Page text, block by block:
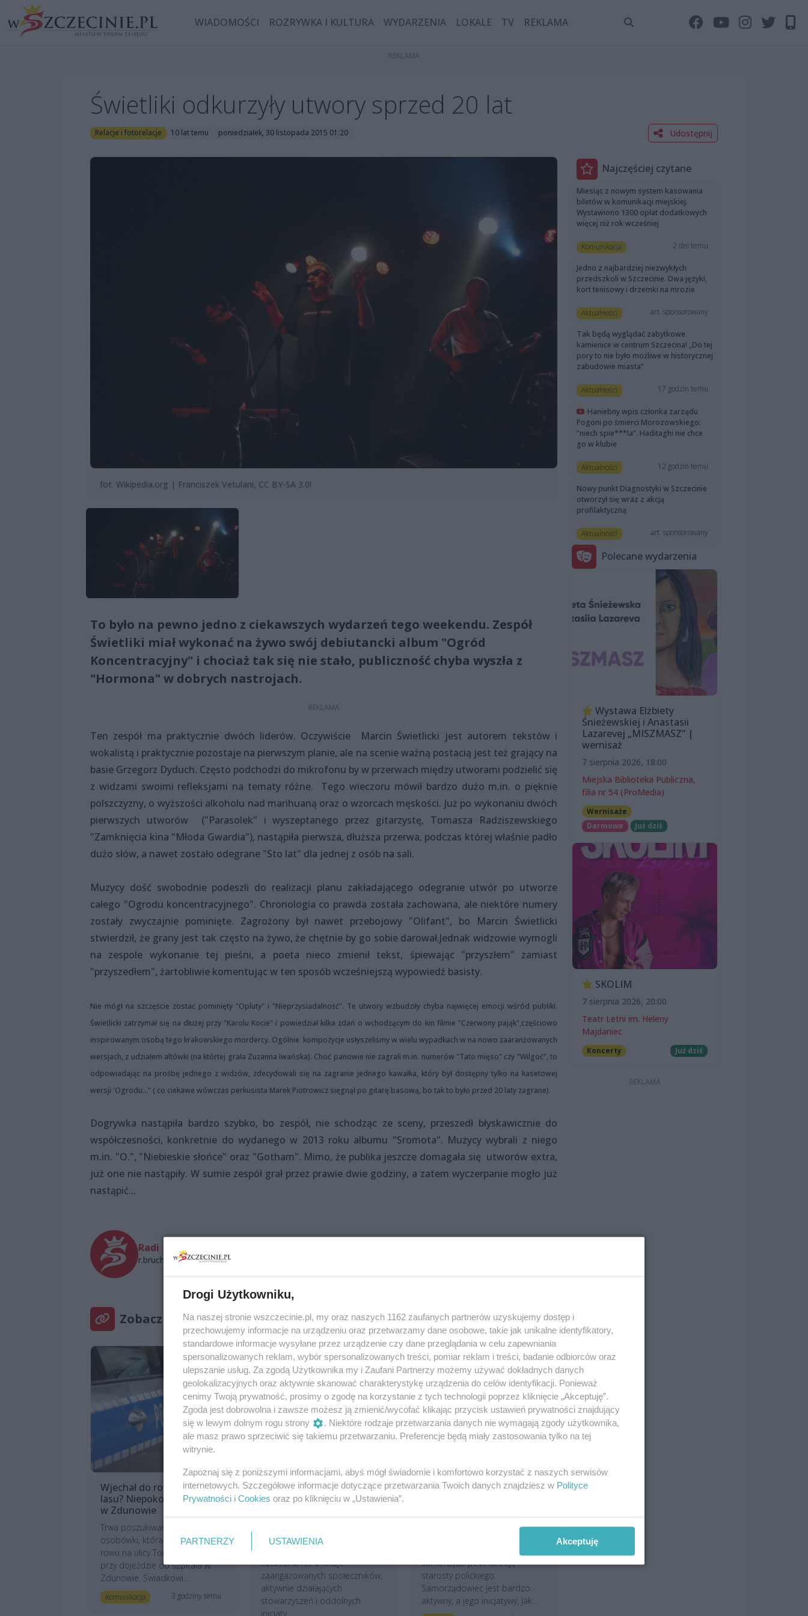
WIADOMOŚCI ROZRYWKA I KULTURA WYDARZENIA LOKALE TV REKLAMA
Świetliki odkurzyły utwory sprzed 20 lat
Relacje i fotorelacje 10 lat temu poniedziałek, 30 listopada 2015 01:20 Udostępnij
fot. Wikipedia.org | Franciszek Vetulani, CC BY-SA 3.0!
To było na pewno jedno z ciekawszych wydarzeń tego weekendu. Zespół
Świetliki miał wykonać na żywo swój debiutancki album "Ogród
Koncentracyjny" i chociaż tak się nie stało, publiczność chyba wyszła z
"Hormona" w dobrych nastrojach.
Ten zespół ma praktycznie dwóch liderów. Oczywiście Marcin Świetlicki jest autorem tekstów i
wokalistą i praktycznie pozostaje na pierwszym planie, ale na scenie ważną postacią jest też grający na
basie Grzegorz Dyduch. Często podchodzi do mikrofonu by w przerwach między utworami podzielić się
z widzami swoimi refleksjami na tematy różne. Tego wieczoru mówił bardzo dużo m.in. o pięknie
polszczyzny, o wyższości alkoholu nad marihuaną oraz o wzorcach męskości. Już po wykonaniu dwóch
pierwszych utworów ("Parasolek" i wyszeptanego przez gitarzystę, Tomasza Radziszewskiego
"Zamknięcia kina "Młoda Gwardia"), nastąpiła pierwsza, dłuższa przerwa, podczas której właśnie padło
dużo słów, a nawet zostało odegrane "Sto lat" dla jednej z osób na sali.
Muzycy dość swobodnie podeszli do realizacji planu zakładającego odegranie utwór po utworze
całego "Ogrodu koncentracyjnego". Chronologia co prawda została zachowana, ale niektóre numery
zostały zwyczajnie pominięte. Zagrożony był nawet przebojowy "Olifant", bo Marcin Świetlicki
stwierdził, że grany jest tak często na żywo, że chętnie by go sobie darował.Jednak widzowie wymogli
na zespole wykonanie tej pieśni, a poeta nieco zmienił tekst, śpiewając "przyszłem" zamiast
"przyszedłem", żartobliwie komentując w ten sposób wcześniejszą wypowiedź basisty.
Nie mógł na szczęście zostać pominięty "Opluty" i "Nieprzysiadalność". Te utwory wzbudziły chyba najwięcej emocji wśród publiki.
Świetlicki zatrzymał się na dłużej przy "Karolu Kocie" i powiedział kilka zdań o wchodzącym do kin filmie "Czerwony pająk",częściowo
inspirowanym osobą tego krakowskiego mordercy. Ogólnie kompozycje usłyszeliśmy w wielu wypadkach w na nowo zaaranżowanych
wersjach, z udziałem altówki (na którtej grała Zuzanna Iwańska). Choć panowie nie zagrali m.in. numerów "Tato mięso" czy "Wilgoć", to
odpowiadając na prośbę jednego z widzów, zdecydowali się na zagranie jednego kawałka, który był dostępny tylko na kasetowej
wersji 'Ogrodu..." ( co ciekawe wówczas perkusista Marek Piotrowicz sięgnął po gitarę basową, bo tak to było przed 20 laty zagrane).
Dogrywka nastąpiła bardzo szybko, bo zespół, nie schodząc ze sceny, przeszedł błyskawicznie do
współczesności, konkretnie do wydanego w 2013 roku albumu "Sromota". Muzycy wybrali z niego
m.in. "O.", "Niebieskie słońce" oraz "Gotham". Mimo, że publika jeszcze domagała się utworów extra,
już one nie nastąpiły. W sumie zespół grał przez prawie dwie godziny, a zatem wyczerpanie mogło już
nastąpić...
Radi
r.bruch@wszczecinie.pl
Zobacz też
Wjechał do rowu i uciekł do
lasu? Niepokojący incydent
w Zdunowie
Trwa poszukiwanie kierowcy
osobówki, która zjechała do
rowu na ulicy Tomasza Żuka
przy dojeździe do szpitala w
Zdunowie. Świadkowi...
Komunikacja 3 godziny temu
Mieszkańcy zmieniają na
lepsze zaniedbane osiedla
Szczecina nie brakuje
zaangażowanych społeczników,
aktywnie działających
stowarzyszeń i oddolnych
inicjaty...
Starosta zmienił nazwisko
samorządu pełni funkcję
starosty polickiego.
Samorządowiec jest bardzo
aktywny, a jego inicjatywy, jak...
Najczęściej czytane
Miesiąc z nowym system kasowania
biletów w komunikacji miejskiej.
Wystawiono 1300 opłat dodatkowych
więcej niż rok wcześniej
Komunikacja 2 dni temu
Jedno z najbardziej niezwykłych
przedszkoli w Szczecinie. Dwa języki,
kort tenisowy i drzemki na mrozie
Aktualności art. sponsorowany
Tak będą wyglądać zabytkowe
kamienice w centrum Szczecina! „Do tej
pory to nie było możliwe w historycznej
zabudowie miasta”
Aktualności 17 godzin temu
Haniebny wpis członka zarządu
Pogoni po śmierci Morozowskiego:
“niech spie***la”. Haditaghi nie chce
go w klubie
Aktualności 12 godzin temu
Nowy punkt Diagnostyki w Szczecinie
otworzył się wraz z akcją
profilaktyczną
Aktualności art. sponsorowany
Polecane wydarzenia
Wystawa Elżbiety
Śnieżewskiej i Anastasii
Lazarevej „MISZMASZ” |
wernisaż
7 sierpnia 2026, 18:00
Miejska Biblioteka Publiczna,
filia nr 54 (ProMedia)
Wernisaże
Darmowe
Już dziś
SKOLIM
7 sierpnia 2026, 20:00
Teatr Letni im. Heleny
Majdaniec
Koncerty Już dziś
Drogi Użytkowniku,
Na naszej stronie wszczecinie.pl, my oraz naszych 1162 zaufanych partnerów uzyskujemy dostęp i
przechowujemy informacje na urządzeniu oraz przetwarzamy dane osobowe, takie jak unikalne identyfikatory,
standardowe informacje wysyłane przez urządzenie czy dane przeglądania w celu zapewniania
spersonalizowanych reklam, wybór spersonalizowanych treści, pomiar reklam i treści, badanie odbiorców oraz
ulepszanie usług. Za zgodą Użytkownika my i Zaufani Partnerzy możemy używać dokładnych danych
geolokalizacyjnych oraz aktywnie skanować charakterystykę urządzenia do celów identyfikacji. Ponieważ
cenimy Twoją prywatność, prosimy o zgodę na korzystanie z tych technologii poprzez kliknięcie „Akceptuję”.
Zgoda jest dobrowolna i zawsze możesz ją zmienić/wycofać klikając przycisk ustawień prywatności znajdujący
się w lewym dolnym rogu strony
. Niektóre rodzaje przetwarzania danych nie wymagają zgody użytkownika,
ale masz prawo sprzeciwić się takiemu przetwarzaniu. Preferencje będą miały zastosowania tylko na tej
witrynie.
Zapoznaj się z poniższymi informacjami, abyś mógł świadomie i komfortowo korzystać z naszych serwisów
internetowych. Szczegółowe informacje dotyczące przetwarzania Twoich danych znajdziesz w Polityce
Prywatności i Cookies oraz po kliknięciu w „Ustawienia”.
PARTNERZY USTAWIENIA Akceptuję